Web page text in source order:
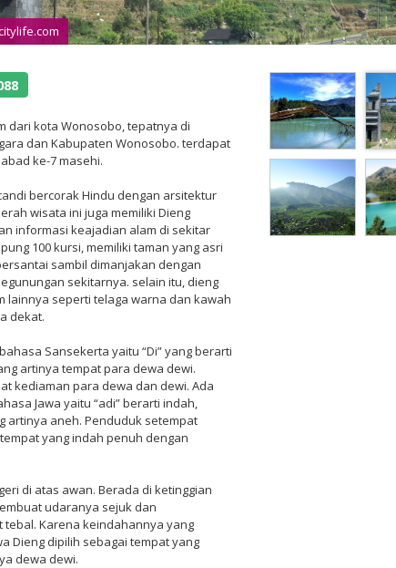
dari kota Wonosobo, tepatnya di
dan Kabupaten Wonosobo. terdapat
ke-7 masehi.
bercorak Hindu dengan arsitektur
wisata ini juga memiliki Dieng
informasi keajadian alam di sekitar
100 kursi, memiliki taman yang asri
sambil dimanjakan dengan
sekitarnya. selain itu, dieng
lainnya seperti telaga warna dan kawah
dekat.
Sansekerta yaitu “Di” yang berarti
artinya tempat para dewa dewi.
kediaman para dewa dan dewi. Ada
Jawa yaitu “adi” berarti indah,
artinya aneh. Penduduk setempat
yang indah penuh dengan
di atas awan. Berada di ketinggian
udaranya sejuk dan
Karena keindahannya yang
Dieng dipilih sebagai tempat yang
dewa dewi.